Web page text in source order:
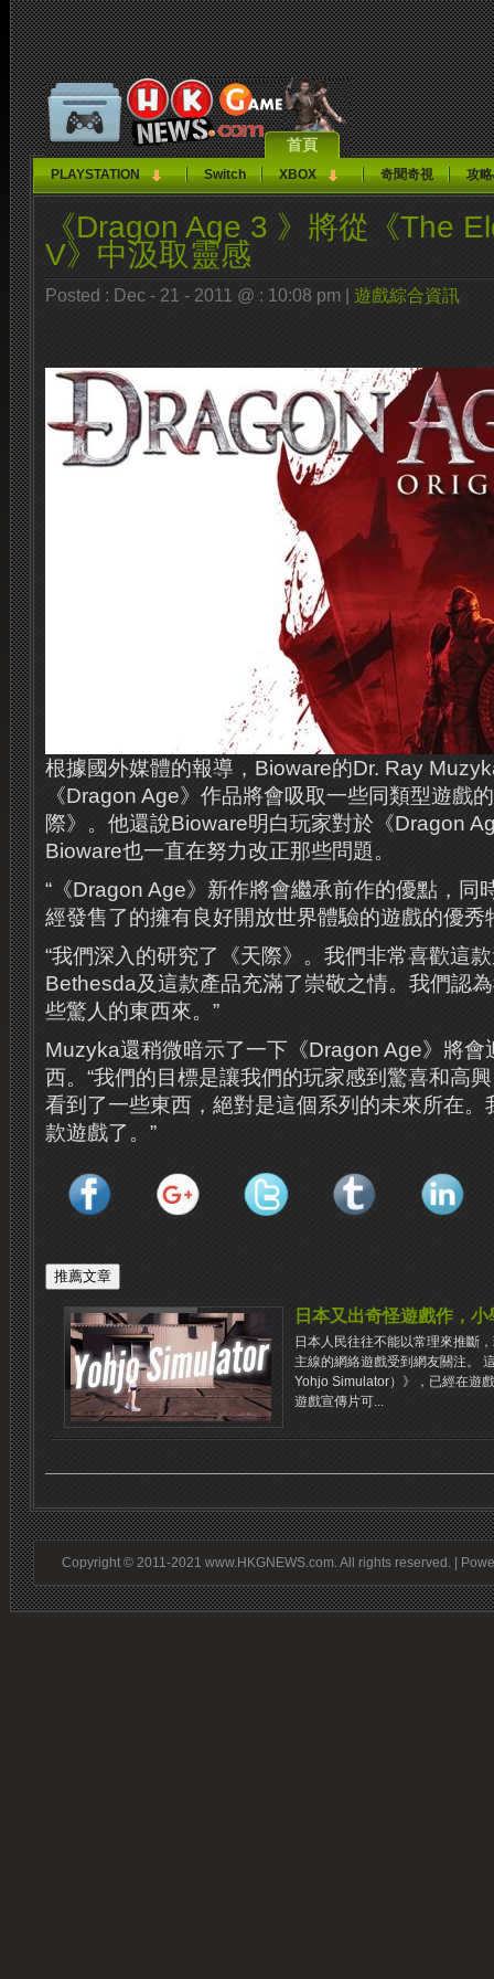
首頁
PLAYSTATION Switch XBOX 奇聞奇視 攻
《Dragon Age 3 》將從《The
V》中汲取靈感
Posted : Dec - 21 - 2011 @ : 10:08 pm | 遊戲綜合資訊
根據國外媒體的報導，Bioware的Dr. Ray
《Dragon Age》作品將會吸取一些同類型遊戲
際》。他還說Bioware明白玩家對於《Dragon
Bioware也一直在努力改正那些問題。
“《Dragon Age》新作將會繼承前作的優點，同
經發售了的擁有良好開放世界體​​驗的遊戲的優秀
“我們深入的研究了《天際》。我們非常喜歡這
Bethesda及這款產品充滿了崇敬之情。我們認
些驚人的東西來。”
Muzyka還稍微暗示了一下《Dragon Age》將會
西。“我們的目標是讓我們的玩家感到驚喜和高
看到了一些東西，絕對是這個系列的未來所在。
款遊戲了。”
日本又出奇怪遊戲作，
日本人民往往不能以常理來推斷
主線的網絡遊戲受到網友關注。
Yohjo Simulator）》，已經在遊
遊戲宣傳片可...
Copyright © 2011-2021 www.HKGNEWS.com. All rights reserved. |